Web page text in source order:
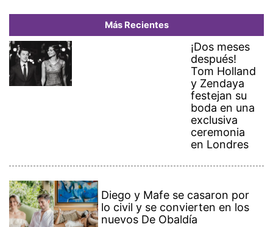
Más Recientes
¡Dos meses
después!
Tom Holland
y Zendaya
festejan su
boda en una
exclusiva
ceremonia
en Londres
Diego y Mafe se casaron por
lo civil y se convierten en los
nuevos De Obaldía